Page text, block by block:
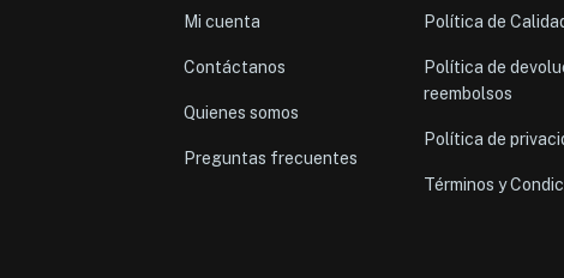
Mi cuenta
Contáctanos
Quienes somos
Preguntas frecuentes
Política de
Política de
reembolsos
Política de
Términos y